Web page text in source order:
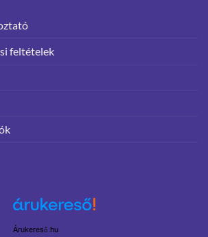
feltételek
Árukereső.hu